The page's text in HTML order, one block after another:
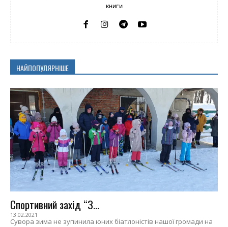
книги
НАЙПОПУЛЯРНІШЕ
Спортивний захід “З...
13.02.2021
Сувора зима не зупинила юних біатлоністів нашої громади на